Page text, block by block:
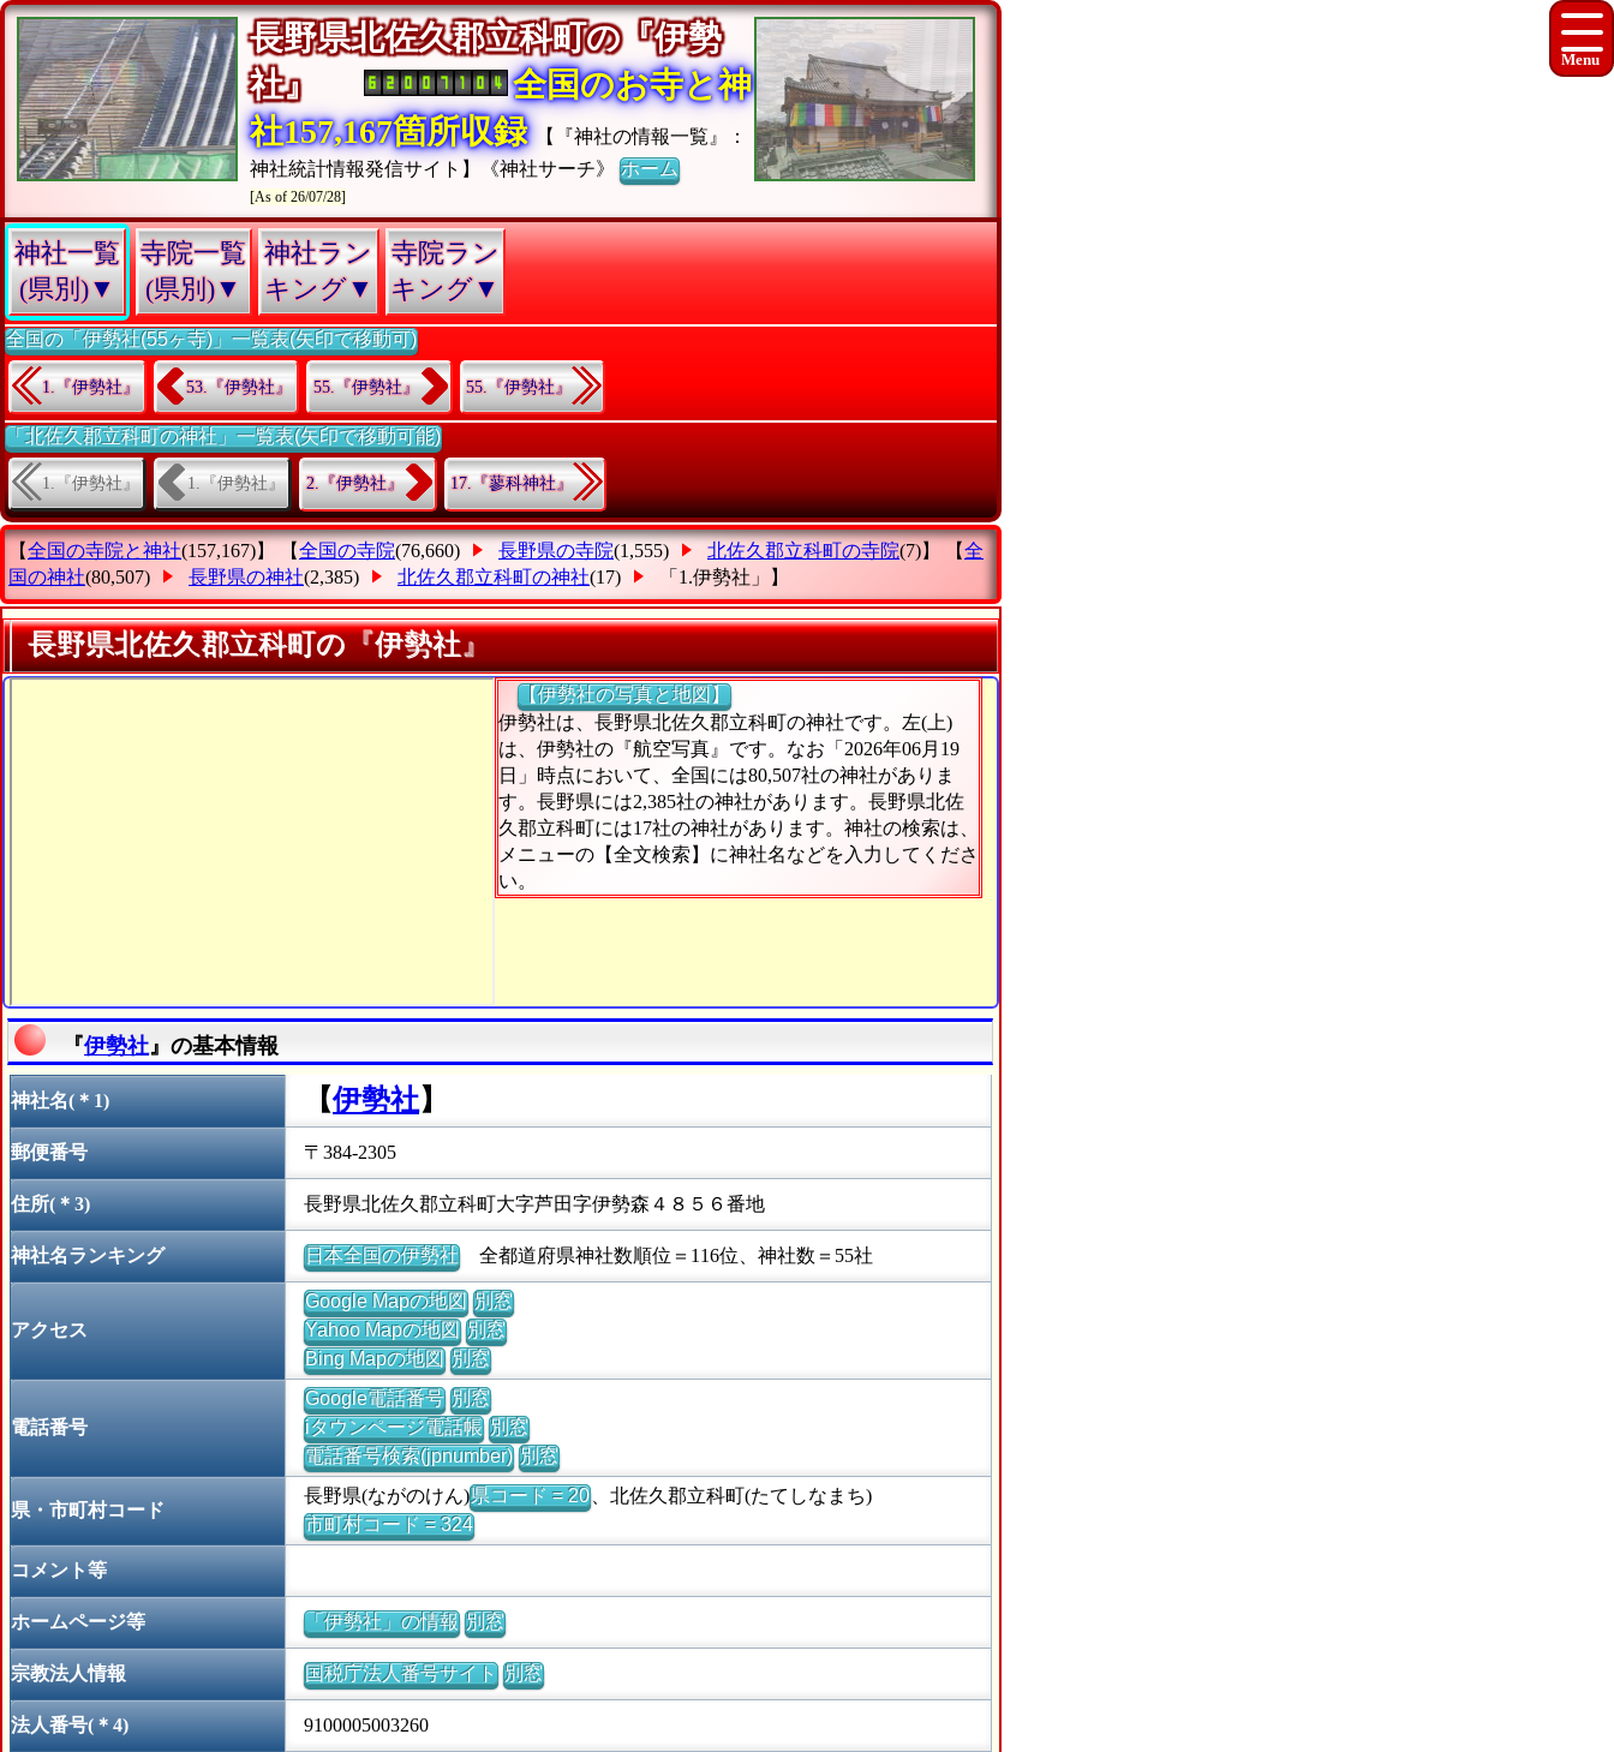
長野県北佐久郡立科町の『伊勢
社』
全国のお寺と神
社157,167箇所収録
【『神社の情報一覧』：
神社統計情報発信サイト】《神社サーチ》ホーム
[As of 26/07/28]
神社一覧
(県別)▼
寺院一覧
(県別)▼
神社ラン
キング▼
寺院ラン
キング▼
全国の「伊勢社(55ヶ寺)」一覧表(矢印で移動可)
1.『伊勢社』 53.『伊勢社』 55.『伊勢社』 55.『伊勢社』
「北佐久郡立科町の神社」一覧表(矢印で移動可能)
1.『伊勢社』 1.『伊勢社』 2.『伊勢社』 17.『蓼科神社』
【全国の寺院と神社(157,167)】 【全国の寺院(76,660) 長野県の寺院(1,555) 北佐久郡立科町の寺院(7)】 【全
国の神社(80,507) 長野県の神社(2,385) 北佐久郡立科町の神社(17) 「1.伊勢社」 】
長野県北佐久郡立科町の『伊勢社』
【伊勢社の写真と地図】
伊勢社は、長野県北佐久郡立科町の神社です。左(上)
は、伊勢社の『航空写真』です。なお「2026年06月19
日」時点において、全国には80,507社の神社がありま
す。長野県には2,385社の神社があります。長野県北佐
久郡立科町には17社の神社があります。神社の検索は、
メニューの【全文検索】に神社名などを入力してくださ
い。
『伊勢社 』の基本情報
神社名(＊1) 【伊勢社】
郵便番号 〒384-2305
住所(＊3) 長野県北佐久郡立科町大字芦田字伊勢森４８５６番地
神社名ランキング 日本全国の伊勢社全都道府県神社数順位＝116位、神社数＝55社
アクセス
Google Mapの地図 別窓
Yahoo Mapの地図 別窓
Bing Mapの地図 別窓
電話番号
Google電話番号 別窓
iタウンページ電話帳 別窓
電話番号検索(jpnumber) 別窓
県・市町村コード
長野県(ながのけん)県コード = 20、北佐久郡立科町(たてしなまち)
市町村コード = 324
コメント等
ホームページ等 「伊勢社」の情報 別窓
宗教法人情報 国税庁法人番号サイト 別窓
法人番号(＊4) 9100005003260